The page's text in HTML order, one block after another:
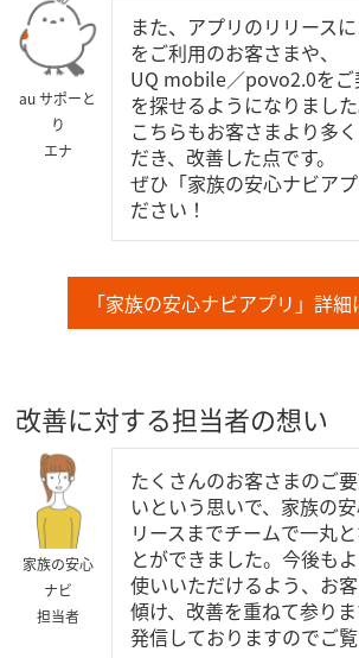
au サポーと
り
エナ
また、アプリのリリース
をご利用のお客さまや、
UQ mobile／povo2.0をご
を探せるようになりました
こちらもお客さまより多
だき、改善した点です。
ぜひ「家族の安心ナビア
ださい！
「家族の安心ナビアプリ」詳細
改善に対する担当者の想い
家族の安心
ナビ
担当者
たくさんのお客さまのご
いという思いで、家族の
リースまでチームで一丸
とができました。今後も
使いいただけるよう、お
傾け、改善を重ねて参り
発信しておりますのでご覧